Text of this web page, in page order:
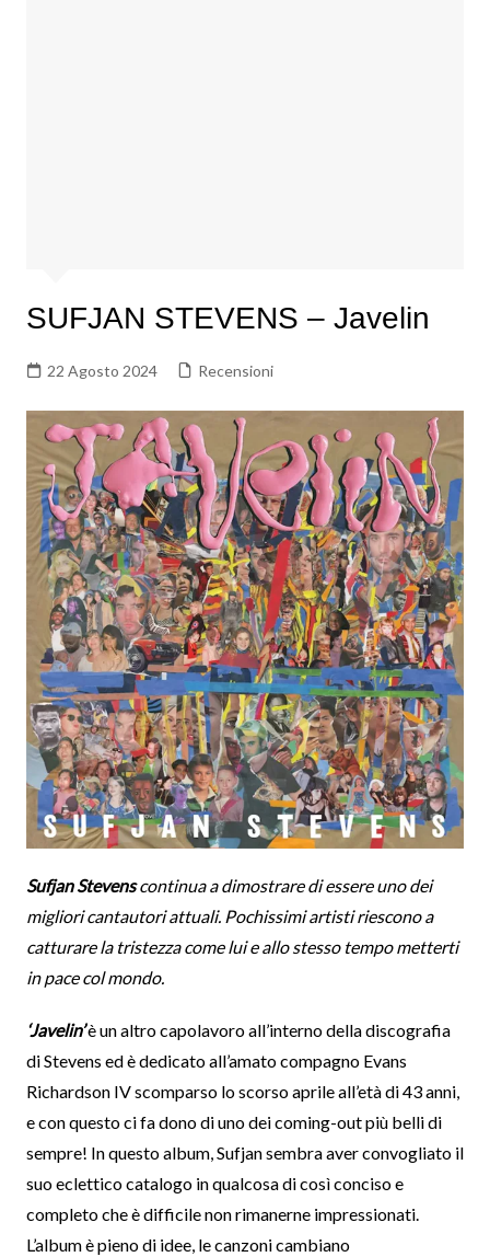
SUFJAN STEVENS – Javelin
22 Agosto 2024 Recensioni
Sufjan Stevenscontinua a dimostrare di essere uno dei
migliori cantautori attuali. Pochissimi artisti riescono a
catturare la tristezza come lui e allo stesso tempo metterti
in pace col mondo.
‘Javelin’è un altro capolavoro all’interno della discografia
di Stevens ed è dedicato all’amato compagno Evans
Richardson IV scomparso lo scorso aprile all’età di 43 anni,
e con questo ci fa dono di uno dei coming-out più belli di
sempre! In questo album, Sufjan sembra aver convogliato il
suo eclettico catalogo in qualcosa di così conciso e
completo che è difficile non rimanerne impressionati.
L’album è pieno di idee, le canzoni cambiano